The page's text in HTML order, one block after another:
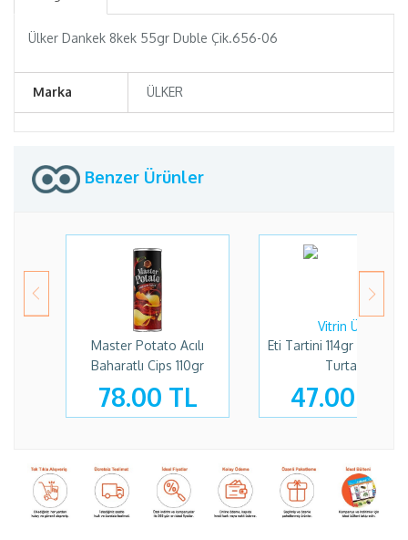
Ülker Dankek 8kek 55gr Duble Çik.656-06
Marka ÜLKER
Benzer Ürünler
Master Potato Acılı
Baharatlı Cips 110gr
78.00 TL
Eti Tartini 114gr
Turta
47.00 TL